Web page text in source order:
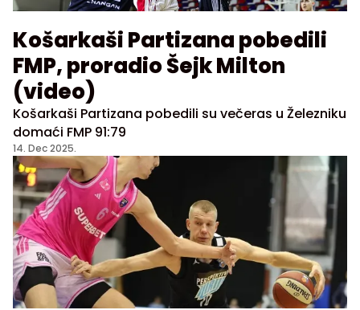
Košarkaši Partizana pobedili
FMP, proradio Šejk Milton
(video)
Košarkaši Partizana pobedili su večeras u Železniku
domaći FMP 91:79
14. Dec 2025.